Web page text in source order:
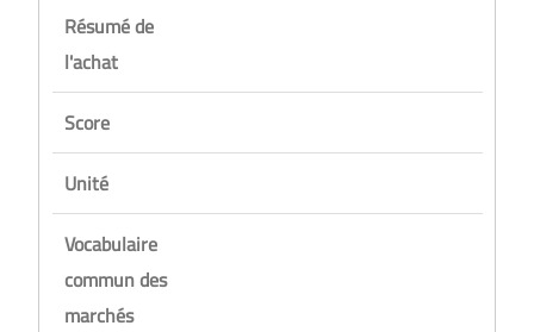
Résumé de
l'achat
Score
Unité
Vocabulaire
commun des
marchés